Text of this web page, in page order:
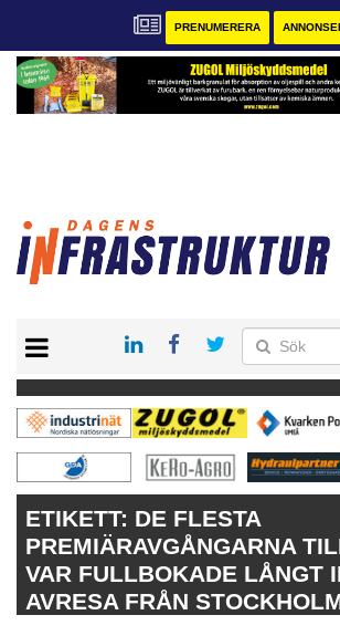
PRENUMERERA
KONTAKT
VÅRA ANDRA MAGASIN
PRENUMERERA
ANNONSERA
ETIKETT: DE FLESTA
PREMIÄRAVGÅNGARNA
VAR FULLBOKADE LÅNGT
AVRESA FRÅN